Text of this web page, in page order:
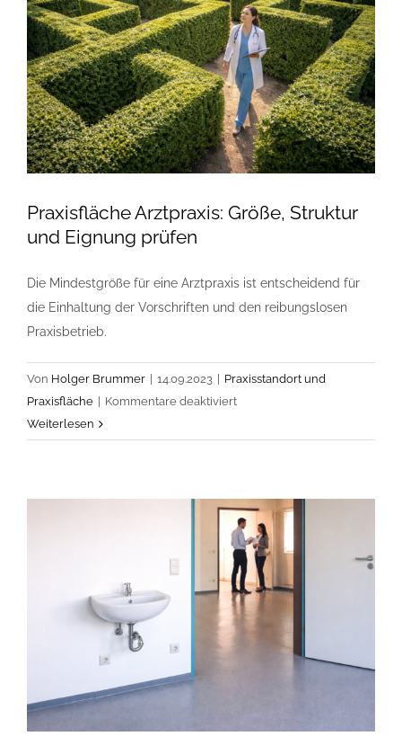
täuschen
Praxisfläche Arztpraxis: Größe, Struktur
und Eignung prüfen
Die Mindestgröße für eine Arztpraxis ist entscheidend für
die Einhaltung der Vorschriften und den reibungslosen
Praxisbetrieb.
Von Holger Brummer 14.09.2023
Praxisstandort und
Praxisfläche
Kommentare deaktiviertfür
und
Eignung
prüfen
Weiterlesen